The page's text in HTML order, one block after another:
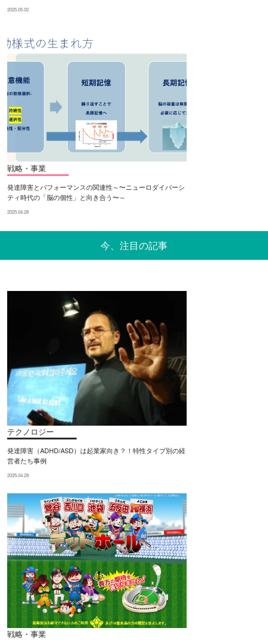
2025.05.02
戦略・事業
発達障害とパフォーマンスの関連性～〜ニューロダイバーシ
ティ時代の「脳の個性」と向き合う〜～
2025.04.28
今、注目の記事
テクノロジー
発達障害（ADHD/ASD）は起業家向き？！特性タイプ別の経
営者たち事例
2025.04.28
戦略・事業